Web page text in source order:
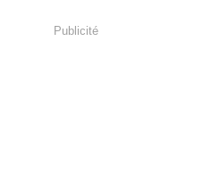
Publicité